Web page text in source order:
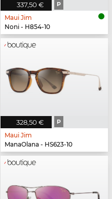
337,50 € P
Maui Jim
Noni - H854-10
328,50 € P
Maui Jim
ManaOlana - HS623-10